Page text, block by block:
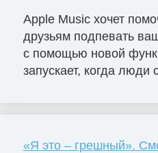
Apple Music хочет
друзьям подпевать
с помощью новой
запускает, когда люди
«Я это – грешный».